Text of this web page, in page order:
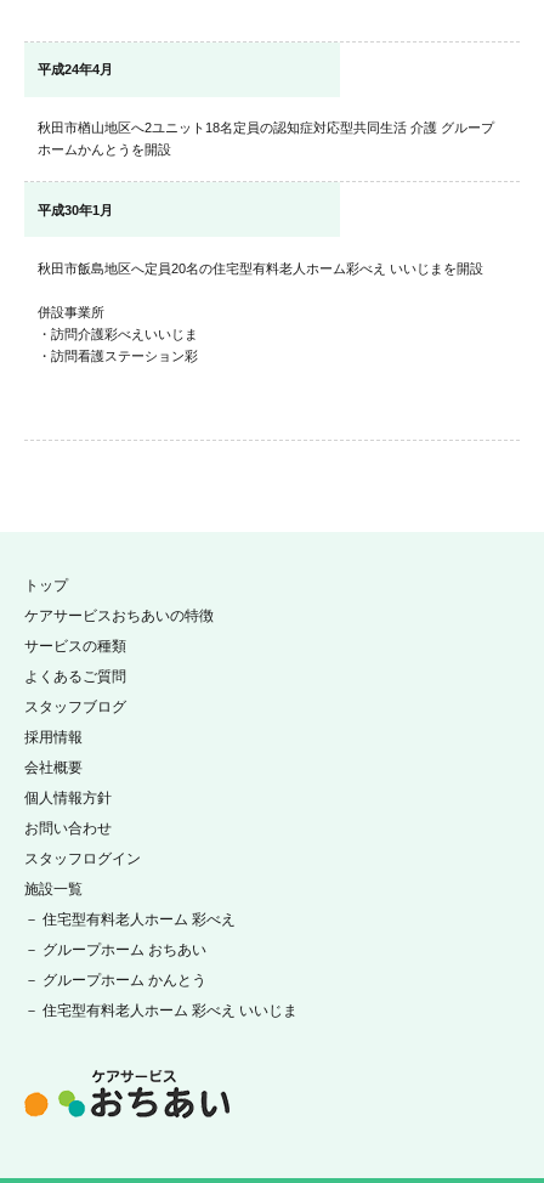
平成24年4月
秋田市楢山地区へ2ユニット18名定員の認知症対応型共同生活 介護 グループ
ホームかんとうを開設
平成30年1月
秋田市飯島地区へ定員20名の住宅型有料老人ホーム彩べえ いいじまを開設
併設事業所
・訪問介護彩べえいいじま
・訪問看護ステーション彩
トップ
ケアサービスおちあいの特徴
サービスの種類
よくあるご質問
スタッフブログ
採用情報
施設一覧
－ 住宅型有料老人ホーム 彩べえ
－ グループホーム おちあい
－ グループホーム かんとう
－ 住宅型有料老人ホーム 彩べえ いいじま
会社概要
個人情報方針
お問い合わせ
スタッフログイン